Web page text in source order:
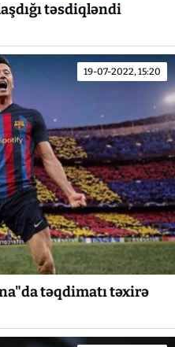
təsdiqləndi
19-07-2022, 15:20
təqdimatı təxirə